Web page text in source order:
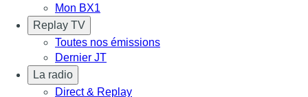
Mon BX1
Replay TV
Toutes nos émissions
Dernier JT
La radio
Direct & Replay